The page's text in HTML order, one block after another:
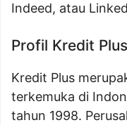
Indeed, atau
Profil Kredit Plus
Kredit Plus
terkemuka di
tahun 1998.